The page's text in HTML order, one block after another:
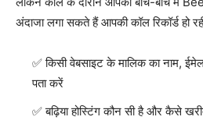
अंदाजा लगा सकते हैं आपकी कॉल रिकॉर्ड हो
किसी वेबसाइट के मालिक का नाम,
पता करें
बढ़िया होस्टिंग कौन सी है और कैसे